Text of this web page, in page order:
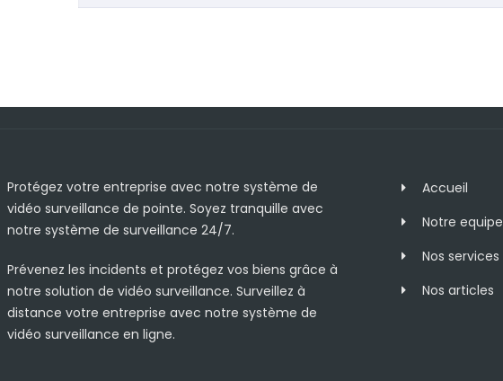
Protégez votre entreprise avec notre système de
vidéo surveillance de pointe. Soyez tranquille avec
notre système de surveillance 24/7.
Prévenez les incidents et protégez vos biens grâce à
notre solution de vidéo surveillance. Surveillez à
distance votre entreprise avec notre système de
vidéo surveillance en ligne.
Accueil
Notre equipe
Nos services
Nos articles